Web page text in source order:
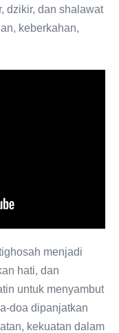
dzikir, dan shalawat
keberkahan,
menjadi
hati, dan
untuk menyambut
doa dipanjatkan
kekuatan dalam